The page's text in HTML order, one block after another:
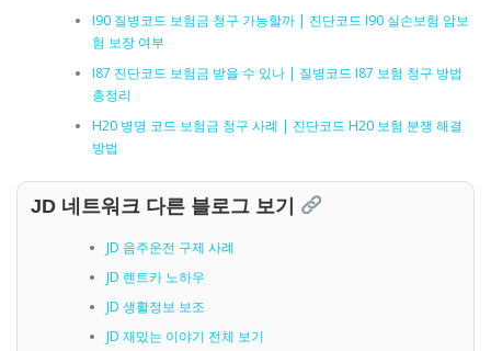
I90 질병코드 보험금 청구 가능할까 | 진단코드 I90 실손보험 암보
험 보장 여부
I87 진단코드 보험금 받을 수 있나 | 질병코드 I87 보험 청구 방법
총정리
H20 병명 코드 보험금 청구 사례 | 진단코드 H20 보험 분쟁 해결
방법
JD 네트워크 다른 블로그 보기
JD 음주운전 구제 사례
JD 렌트카 노하우
JD 생활정보 보조
JD 재밌는 이야기 전체 보기